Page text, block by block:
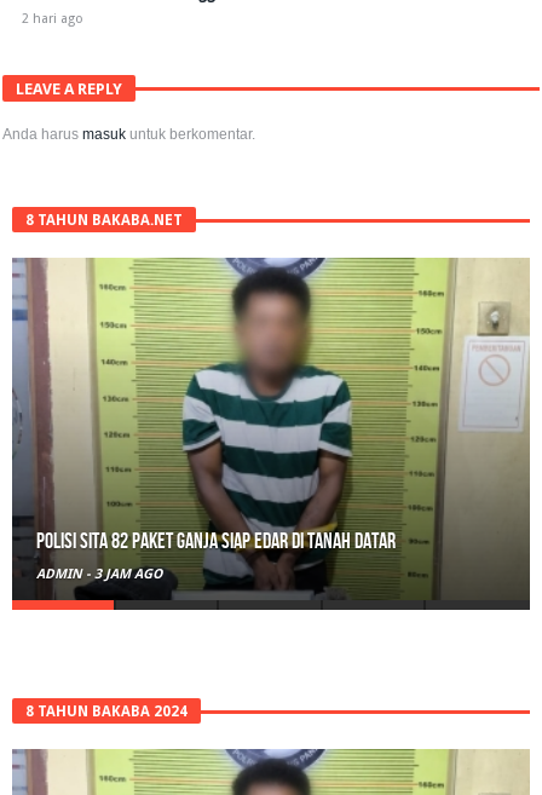
2 hari ago
LEAVE A REPLY
Anda harusmasuk untuk berkomentar.
8 TAHUN BAKABA.NET
RPL Prodi HTN UIN Mahmud Yunus Batusangkar Diminati Polri, TNI,
hingga Wali Nagari
ADMIN - 22 JAM AGO
8 TAHUN BAKABA 2024